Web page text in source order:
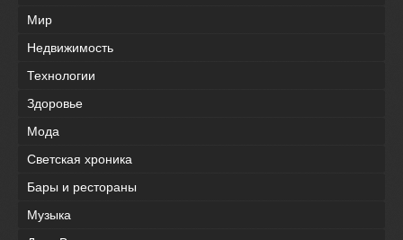
Мир
Недвижимость
Технологии
Здоровье
Мода
Светская хроника
Бары и рестораны
Музыка